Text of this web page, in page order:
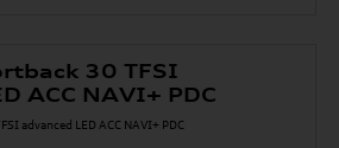
30 TFSI
ACC NAVI+ PDC